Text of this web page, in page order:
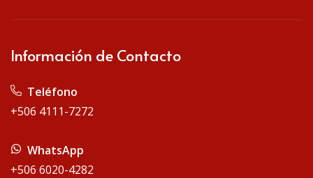
Información de Contacto
Teléfono
+506 4111-7272
WhatsApp
+506 6020-4282